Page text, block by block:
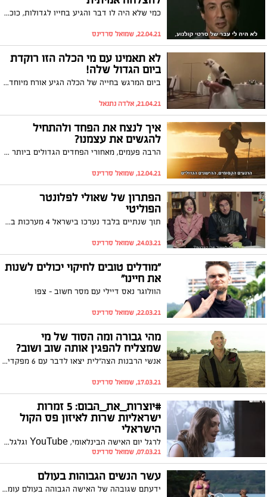
כמי שלא היה לו דבר והגיע בחייו לגדולות, כוכב הקולנוע סילבסטר סטאלון משתף במה שהנחה אותו בדרך להצלחה. צפו בדבריו מעוררי ההשראה
22.04.21, שמואל סרדינס
לא תאמינו עם מי הכלה הזו רוקדת
ביום הגדול שלה!
ביום המרגש בחייה של הכלה הגיע אורח מיוחד שהקדיש לה ריקוד סולו מרגש צפו :
21.04.21, אלדה נתנאל
איך לנצח את הפחד ולהתחיל
להגשים את עצמנו?
הרבה פעמים, מאחורי הפחדים הגדולים ביותר שלנו, מסתתרות דווקא ההזדמנויות הגדולות להגשמה העצמית שלנו. אלסי מערוץ היוטיוב Step By Step עם מסר חשוב ומעורר השראה במיוחד - צפו
12.04.21, שמואל סרדינס
הפתרון של שאולי לפלונטר
הפוליטי
תוך שנתיים בלבד נערכו בישראל 4 מערכות בחירות, אולם התחושה שבעיית המחלוקות בעם הנבחר עוד רחוקה מלהיפתר. לשאולי (אסי כהן, "ארץ נהדרת") פתרון משלו: "מלחמת אזרחים". זו אמנם סאטירה, אך המסר בין המילים עוצמתי ביותר! צפו
24.03.21, שמואל סרדינס
"מודלים טובים לחיקוי יכולים לשנות
את חיינו"
הוולוגר נאס דיילי עם מסר חשוב - צפו
22.03.21, שמואל סרדינס
מהי גבורה ומה הסוד של מי
שמצליח להפגין אותה שוב ושוב?
אנשי הרבנות הצה"לית יצאו לדבר עם 6 מפקדים בכירים בעורף ובשטח על נושא הגבורה. צפו בתשובותיהם המרגשות ומעוררות ההשראה
17.03.21, שמואל סרדינס
#יוצרות_את_הבום: 5 זמרות
ישראליות שרות לאיזון פס הקול
הישראלי
לרגל יום האישה הבינלאומי, YouTube וגלגלצ חברו יחד לשיתוף פעולה ראשון מסוגו הקורא לאזן את פס הקול הישראלי. במסגרת כך חברו קרן פלס, דורון טלמון, נסרין, נטע ברזילי ועדן דרסו לביצוע משותף לשיר המקורי "בום". ההכנסות מהקלטת השיר יתרמו לעמותת "יסמין" שפועלת לקידום שינוי חברתי וכלכלי עבור נשים יהודיות וערביות בישראל. צפו
07.03.21, שמואל סרדינס
עשר הנשים הגבוהות בעולם
ידעתם שגובהה של האישה הגבוהה בעולם עומד על 234 ס"מ? אלו הן עשר הנשים הגבוהות בעולם - צפו